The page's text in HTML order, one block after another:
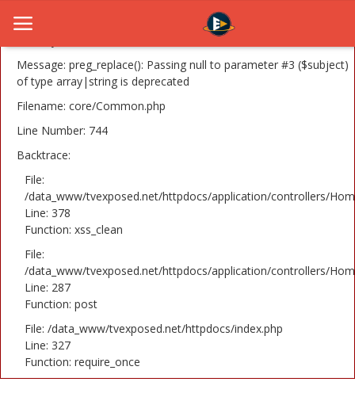
A PHP Error was encountered
Message: preg_replace(): Passing null to parameter #3 ($subject)
of type array|string is deprecated
Filename: core/Common.php
Line Number: 744
Backtrace:
File:
/data_www/tvexposed.net/httpdocs/application/controllers/
Line: 378
Function: xss_clean
File:
/data_www/tvexposed.net/httpdocs/application/controllers/
Line: 287
Function: post
File: /data_www/tvexposed.net/httpdocs/index.php
Line: 327
Function: require_once
Home
TV Serije
Filmovi
Glumci
Contact
Register